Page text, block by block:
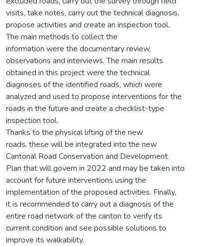
visits, take notes, carry out the technical diagnosis,
propose activities and create an inspection tool.
The main methods to collect the
information were the documentary review,
observations and interviews. The main results
obtained in this project were the technical
diagnoses of the identified roads, which were
analyzed and used to propose interventions for the
roads in the future and create a checklist-type
inspection tool.
Thanks to the physical lifting of the new
roads, these will be integrated into the new
Cantonal Road Conservation and Development
Plan that will govern in 2022 and may be taken into
account for future interventions using the
implementation of the proposed activities. Finally,
it is recommended to carry out a diagnosis of the
entire road network of the canton to verify its
current condition and see possible solutions to
improve its walkability.